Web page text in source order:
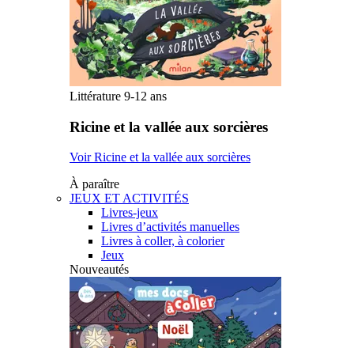
Littérature 9-12 ans
Ricine et la vallée aux sorcières
Voir Ricine et la vallée aux sorcières
À paraître
JEUX ET ACTIVITÉS
Livres-jeux
Livres d’activités manuelles
Livres à coller, à colorier
Jeux
Nouveautés